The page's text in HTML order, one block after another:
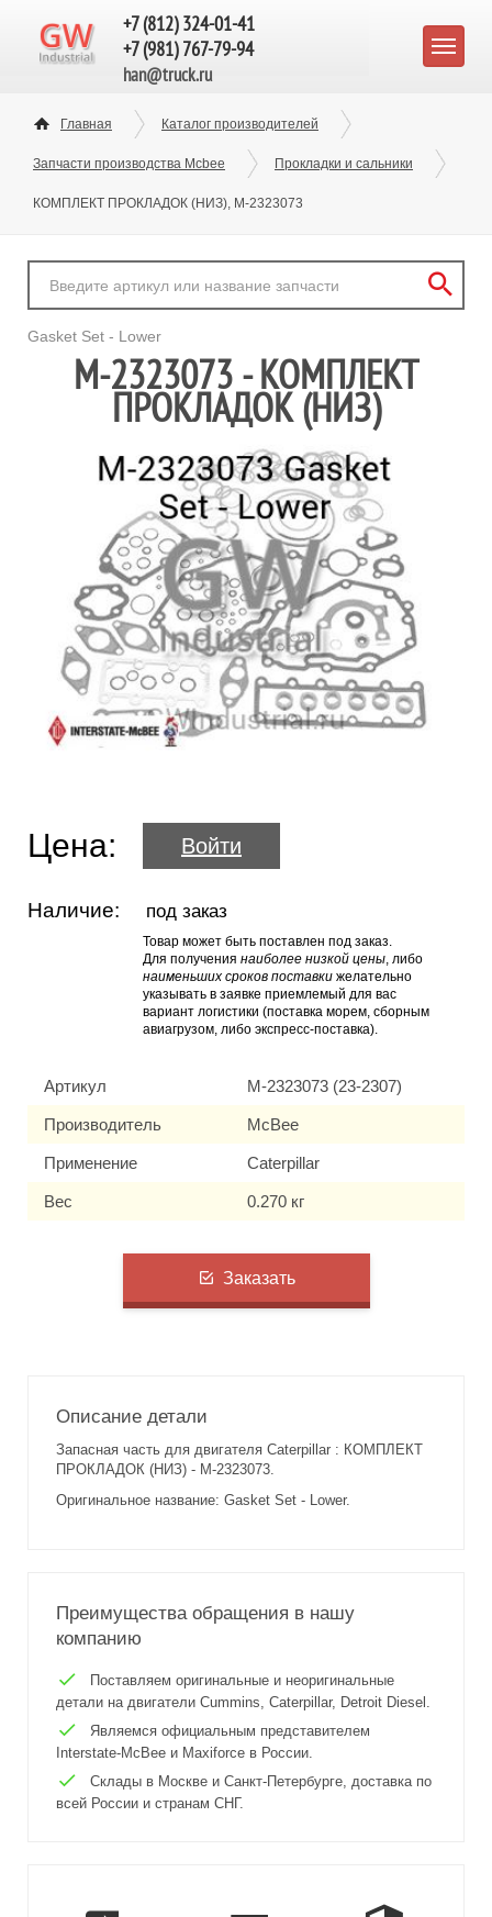
+7 (812) 324-01-41
+7 (981) 767-79-94
han@truck.ru
Главная Каталог производителей
Запчасти производства Mcbee Прокладки и сальники
КОМПЛЕКТ ПРОКЛАДОК (НИЗ), M-2323073
Gasket Set - Lower
M-2323073 - КОМПЛЕКТ
ПРОКЛАДОК (НИЗ)
Цена: Войти
Наличие: под заказ
Товар может быть поставлен под заказ.
Для получения наиболее низкой цены, либо
наименьших сроков поставки желательно
указывать в заявке приемлемый для вас
вариант логистики (поставка морем, сборным
авиагрузом, либо экспресс-поставка).
Артикул M-2323073 (23-2307)
Производитель McBee
Применение Caterpillar
Вес 0.270 кг
Заказать
Описание детали
Запасная часть для двигателя Caterpillar : КОМПЛЕКТ
ПРОКЛАДОК (НИЗ) - M-2323073.
Оригинальное название: Gasket Set - Lower.
Преимущества обращения в нашу
компанию
Поставляем оригинальные и неоригинальные
детали на двигатели Cummins, Caterpillar, Detroit Diesel.
Являемся официальным представителем
Interstate-McBee и Maxiforce в России.
Склады в Москве и Санкт-Петербурге, доставка по
всей России и странам СНГ.